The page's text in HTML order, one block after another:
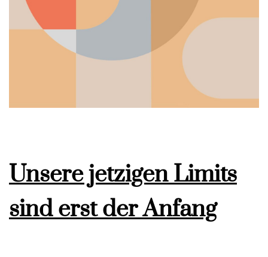
Unsere jetzigen Limits
sind erst der Anfang